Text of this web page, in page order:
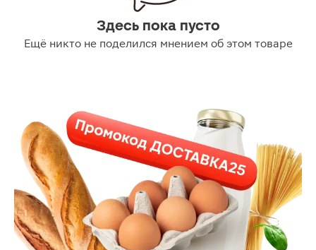
Здесь пока пусто
Ещё никто не поделился мнением об этом товаре